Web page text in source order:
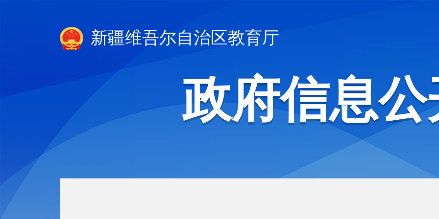
新疆维吾尔自治区教育厅
政府信息公